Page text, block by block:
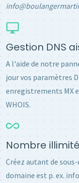
Gestion DNS
A l'aide de notre
jour vos paramètres
enregistrements MX
WHOIS.
Nombre
Créez autant de
domaine est p. ex.